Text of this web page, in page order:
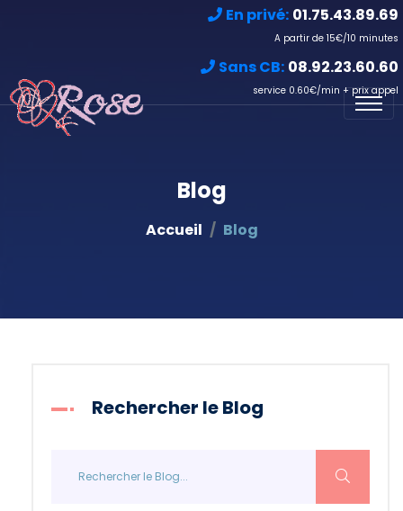
En privé: 01.75.43.89.69
A partir de 15€/10 minutes
Sans CB: 08.92.23.60.60
service 0.60€/min + prix appel
Blog
Accueil Blog
Rechercher le Blog